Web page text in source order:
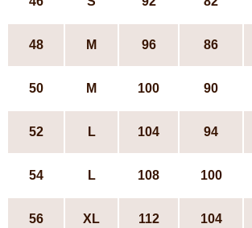
48 М 96 86
50 М 100 90
52 L 104 94
54 L 108 100
56 ХL 112 104